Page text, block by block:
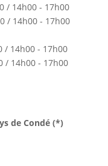
/ 14h00 - 17h00
/ 14h00 - 17h00
/ 14h00 - 17h00
/ 14h00 - 17h00
de Condé (*)